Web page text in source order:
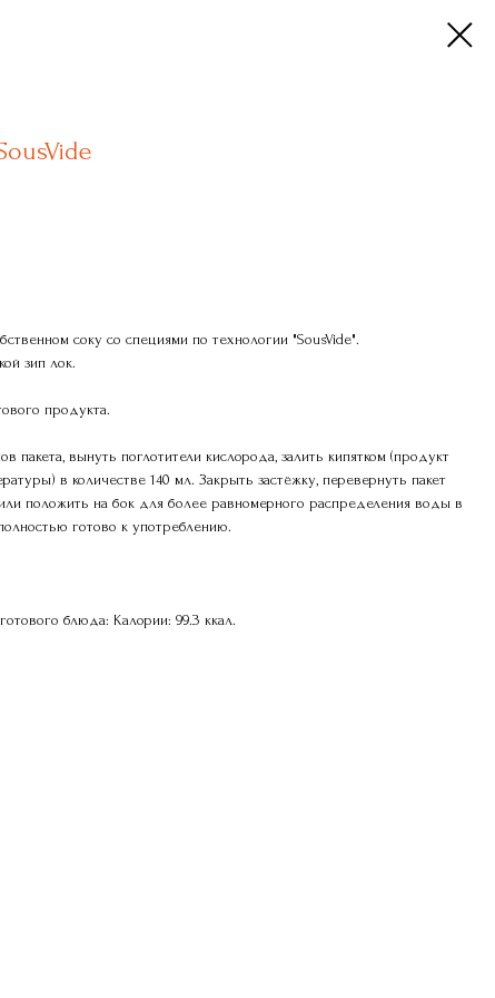
соку со специями по технологии "SousVide".
зип лок.
продукта.
пакета, вынуть поглотители кислорода, залить кипятком (продукт
в количестве 140 мл. Закрыть застёжку, перевернуть пакет
положить на бок для более равномерного распределения воды в
готово к употреблению.
блюда: Калории: 99.3 ккал.